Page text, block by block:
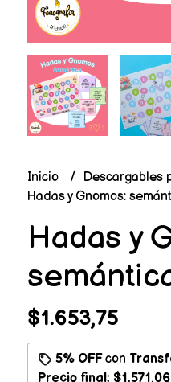
Inicio
Descargables
Hadas y Gnomos:
Hadas y
$1.653,75
5% OFFcon
Precio final: $1.571,06